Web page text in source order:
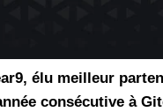
élu meilleur
consécutive à